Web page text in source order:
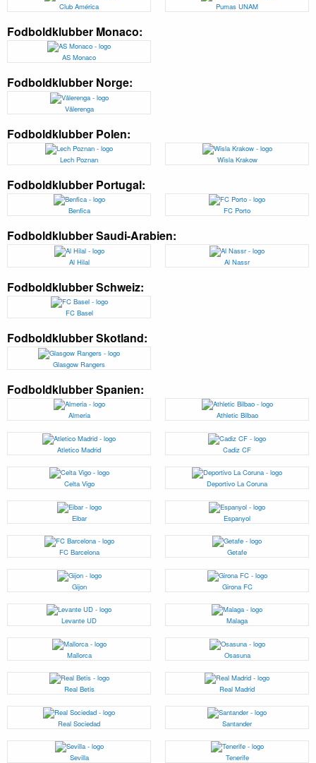
Club América Pumas UNAM
Fodboldklubber Monaco:
AS Monaco
Fodboldklubber Norge:
Vålerenga
Fodboldklubber Polen:
Lech Poznan Wisla Krakow
Fodboldklubber Portugal:
Benfica FC Porto
Fodboldklubber Saudi-Arabien:
Al Hilal Al Nassr
Fodboldklubber Schweiz:
FC Basel
Fodboldklubber Skotland:
Glasgow Rangers
Fodboldklubber Spanien:
Almeria Athletic Bilbao
Atletico Madrid Cadiz CF
Celta Vigo Deportivo La Coruna
Eibar Espanyol
FC Barcelona Getafe
Gijon Girona FC
Levante UD Malaga
Mallorca Osasuna
Real Betis Real Madrid
Real Sociedad Santander
Sevilla Tenerife